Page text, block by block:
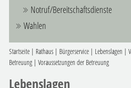
Notruf/Bereitschaftsdienste
Wahlen
Startseite| Rathaus| Bürgerservice| Lebenslagen |
Betreuung| Voraussetzungen der Betreuung
Lebenslagen